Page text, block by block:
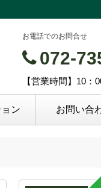
お電話でのお問合せ
072-
【営業時間】10
ン お問い合